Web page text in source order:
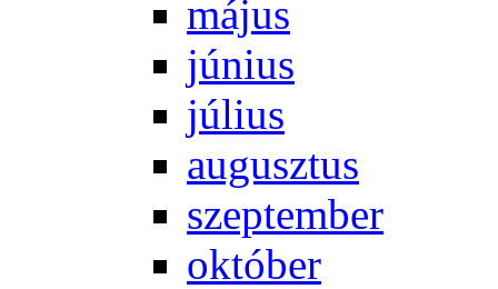
má­jus
jú­ni­us
jú­li­us
au­gusz­tus
szep­tem­ber
ok­tó­ber